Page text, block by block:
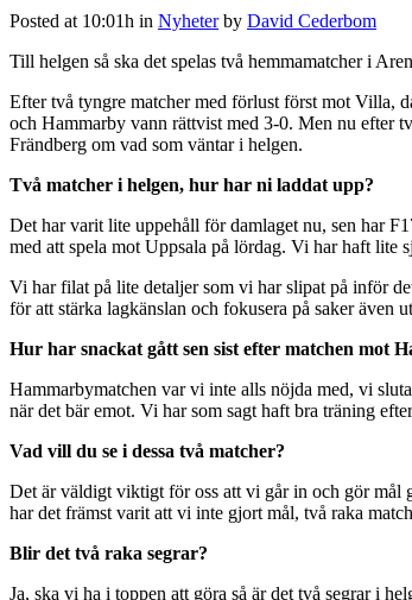
Posted at 10:01h in Nyheter by David Cederbom
Till helgen så ska det spelas två hemmamatcher i
Efter två tyngre matcher med förlust först mot Villa,
och Hammarby vann rättvist med 3-0. Men nu efter
Frändberg om vad som väntar i helgen.
Två matcher i helgen, hur har ni laddat upp?
Det har varit lite uppehåll för damlaget nu, sen har
med att spela mot Uppsala på lördag. Vi har haft lite
Vi har filat på lite detaljer som vi har slipat på inför
för att stärka lagkänslan och fokusera på saker även
Hur har snackat gått sen sist efter matchen mot
Hammarbymatchen var vi inte alls nöjda med, vi
när det bär emot. Vi har som sagt haft bra träning
Vad vill du se i dessa två matcher?
Det är väldigt viktigt för oss att vi går in och gör mål
har det främst varit att vi inte gjort mål, två raka
Blir det två raka segrar?
Ja, ska vi ha i toppen att göra så är det två segrar i